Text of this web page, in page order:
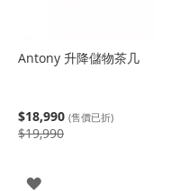
Antony 升降儲物茶几
$18,990 (售價已折)
$19,990
登